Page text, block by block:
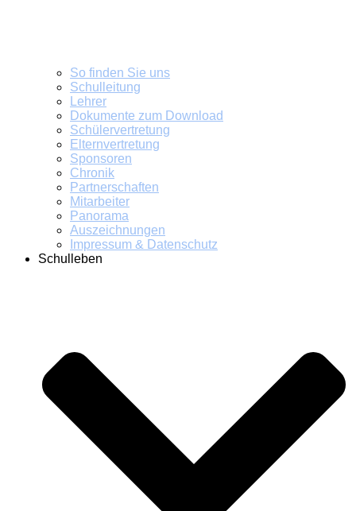
So finden Sie uns
Schulleitung
Lehrer
Dokumente zum Download
Schülervertretung
Elternvertretung
Sponsoren
Chronik
Partnerschaften
Mitarbeiter
Panorama
Auszeichnungen
Impressum & Datenschutz
Schulleben